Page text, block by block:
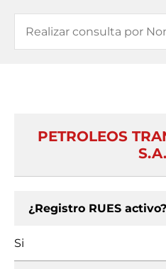
PETROLEOS
¿Registro RUES activo?
Si